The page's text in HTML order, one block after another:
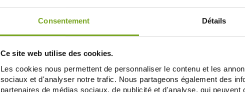
Consentement Détails
Ce site web utilise des cookies.
Les cookies nous permettent de personnaliser le contenu et les
sociaux et d'analyser notre trafic. Nous partageons également des
partenaires de médias sociaux, de publicité et d'analyse, qui
ДОБАВИТЬ В КОРЗИНУ ДОБАВИТЬ В КОРЗИНУ
-10%